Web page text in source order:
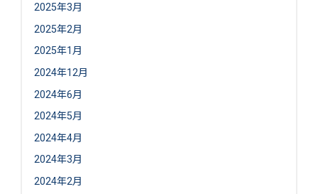
2025年3月
2025年2月
2025年1月
2024年12月
2024年6月
2024年5月
2024年4月
2024年3月
2024年2月